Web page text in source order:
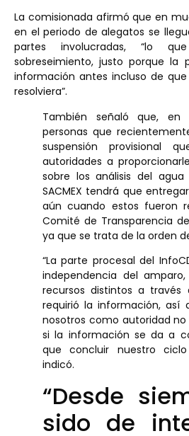
La comisionada afirmó que en
en el periodo de alegatos se
partes involucradas, “lo
sobreseimiento, justo porque la
información antes incluso de que
resolviera”.
También señaló que,
personas que
suspensión provisional
autoridades a
sobre los análisis del
SACMEX tendrá que
aún cuando estos fueron
Comité de Transparencia
ya que se trata de la orden
“La parte procesal del
independencia del
recursos distintos a través
requirió la información, así
nosotros como autoridad no
si la información se da a
que concluir nuestro ciclo
indicó.
“Desde
sido de